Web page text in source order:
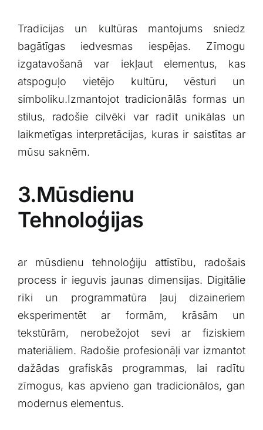
Tradīcijas un kultūras mantojums sniedz
bagātīgas iedvesmas iespējas.‍ Zīmogu
⁣izgatavošanā​ var iekļaut⁢ elementus, kas⁤
atspoguļo vietējo kultūru, vēsturi un
simboliku.Izmantojot tradicionālās formas un
stilus, radošie cilvēki var radīt unikālas un⁣
laikmetīgas interpretācijas, kuras ir ⁤saistītas ar
⁢mūsu saknēm.
3.Mūsdienu
Tehnoloģijas
ar mūsdienu tehnoloģiju attīstību, radošais​
process‌ ir‍ ieguvis‌ jaunas dimensijas. Digitālie
rīki un ⁤programmatūra ļauj⁣ dizaineriem⁣
eksperimentēt ar‍ formām, krāsām un
tekstūrām, nerobežojot sevi ar fiziskiem⁤
materiāliem. ​Radošie profesionāļi var izmantot
dažādas grafiskās programmas, lai radītu
zīmogus, kas apvieno‍ gan⁢ tradicionālos, gan​
modernus ⁤elementus.